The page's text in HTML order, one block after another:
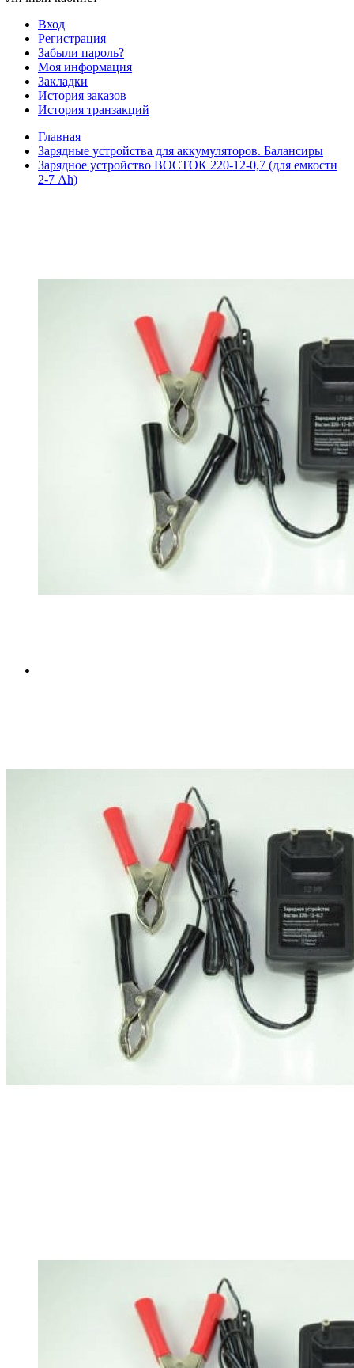
Вход
Регистрация
Забыли пароль?
Моя информация
Закладки
История заказов
История транзакций
Главная
Зарядные устройства для аккумуляторов. Балансиры
Зарядное устройство ВОСТОК 220-12-0,7 (для емкости
2-7 Ah)